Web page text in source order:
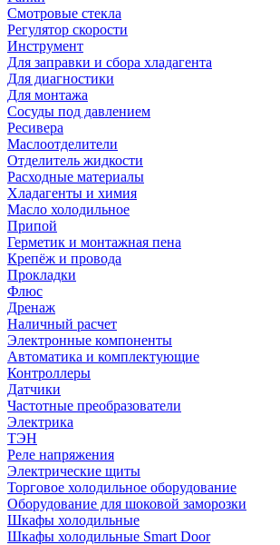
Смотровые стекла
Регулятор скорости
Инструмент
Для заправки и сбора хладагента
Для диагностики
Для монтажа
Сосуды под давлением
Ресивера
Маслоотделители
Отделитель жидкости
Расходные материалы
Хладагенты и химия
Масло холодильное
Припой
Герметик и монтажная пена
Крепёж и провода
Прокладки
Флюс
Дренаж
Наличный расчет
Электронные компоненты
Автоматика и комплектующие
Контроллеры
Датчики
Частотные преобразователи
Электрика
ТЭН
Реле напряжения
Электрические щиты
Торговое холодильное оборудование
Оборудование для шоковой заморозки
Шкафы холодильные
Шкафы холодильные Smart Door